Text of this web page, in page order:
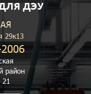
ДЭУ
29к13
район